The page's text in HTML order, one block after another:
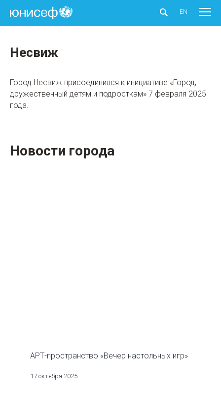
ЮНИСЕФ EN
Несвиж
Город Несвиж присоединился к инициативе «Город,
дружественный детям и подросткам» 7 февраля 2025
года.
Новости города
АРТ-пространство «Вечер настольных игр»
17 октября 2025